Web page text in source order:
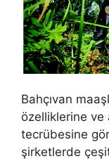
Bahçıvan
özelliklerine ve
tecrübesine
şirketlerde